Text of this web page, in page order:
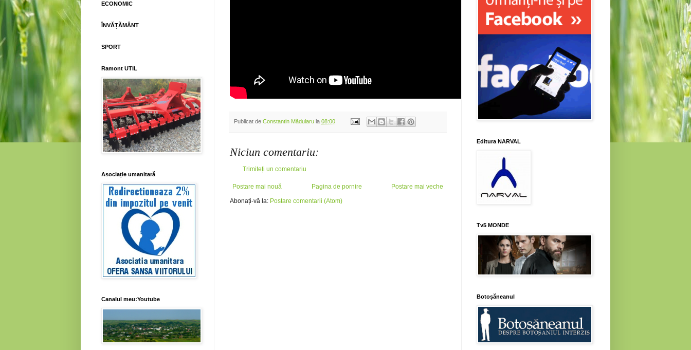
Publicat de Constantin Mădularu la 08:00
Niciun comentariu:
Trimiteți un comentariu
Postare mai nouă Postare mai veche
Pagina de pornire
Abonați-vă la: Postare comentarii (Atom)
ECONOMIC
ÎNVĂȚĂMÂNT
SPORT
Ramont UTIL
Asociație umanitară
Canalul meu:Youtube
Editura NARVAL
Tv5 MONDE
Botoșăneanul